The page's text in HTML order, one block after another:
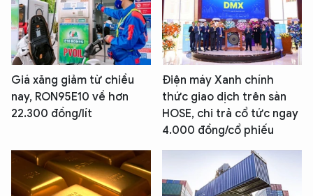
Giá xăng giảm từ chiều
nay, RON95E10 về hơn
22.300 đồng/lít
Điện máy Xanh chính
thức giao dịch trên sàn
HOSE, chi trả cổ tức ngay
4.000 đồng/cổ phiếu